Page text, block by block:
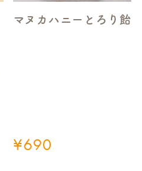
マヌカハニーとろり飴
¥690